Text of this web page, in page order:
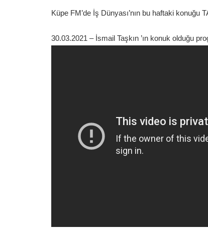
Küpe FM’de İş Dünyası’nın bu haftaki
30.03.2021 – İsmail Taşkın ’ın konuk olduğu